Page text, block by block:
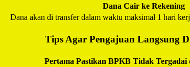
Dana Cair ke Rekening
Dana akan di transfer dalam waktu maksimal 1 hari
Tips Agar Pengajuan Langsung
Pertama Pastikan BPKB Tidak Tergadai